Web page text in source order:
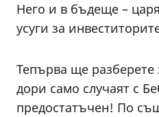
Него и в бъдеще –
усуги за
Тепърва ще разберете
дори само случаят с
предостатъчен! По